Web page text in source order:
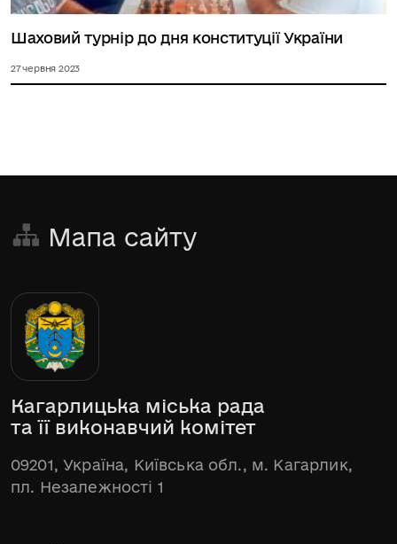
Шаховий турнір до дня конституції України
27 червня 2023
Мапа сайту
Кагарлицька міська рада
та її виконавчий комітет
09201, Україна, Київська обл., м. Кагарлик,
пл. Незалежності 1